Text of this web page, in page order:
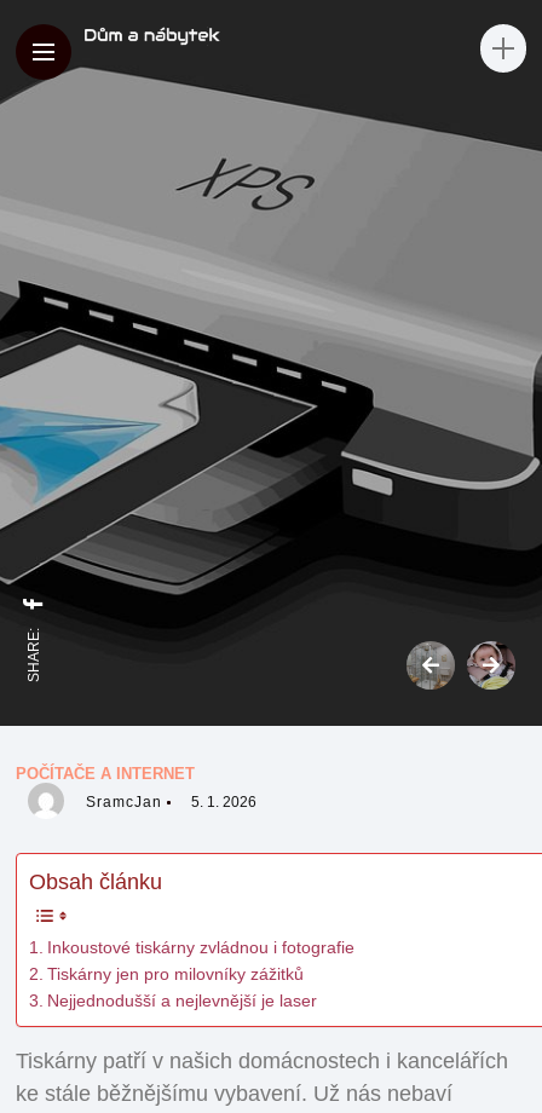
SHARE:
POČÍTAČE A INTERNET
SramcJan 5. 1. 2026
Obsah článku
Inkoustové tiskárny zvládnou i fotografie
Tiskárny jen pro milovníky zážitků
Nejjednodušší a nejlevnější je laser
Tiskárny patří v našich domácnostech i kancelářích
ke stále běžnějšímu vybavení. Už nás nebaví